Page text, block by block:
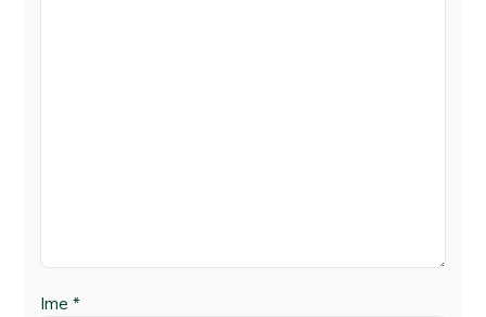
Ime *